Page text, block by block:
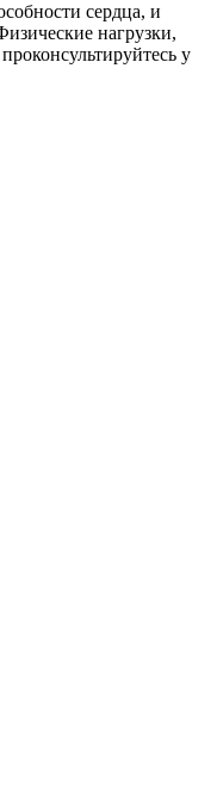
сердца, и
нагрузки,
у